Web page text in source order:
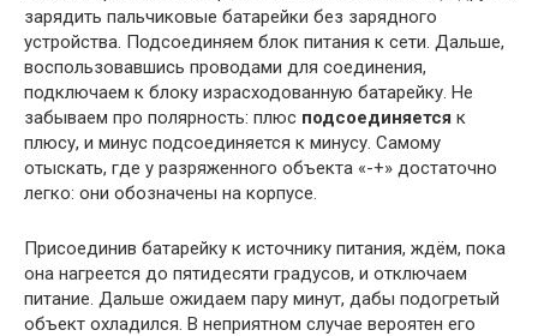
зарядить пальчиковые батарейки без зарядного
устройства. Подсоединяем блок питания к сети. Дальше,
воспользовавшись проводами для соединения,
подключаем к блоку израсходованную батарейку. Не
забываем про полярность: плюс подсоединяется к
плюсу, и минус подсоединяется к минусу. Самому
отыскать, где у разряженного объекта «-+» достаточно
легко: они обозначены на корпусе.
Присоединив батарейку к источнику питания, ждём, пока
она нагреется до пятидесяти градусов, и отключаем
питание. Дальше ожидаем пару минут, дабы подогретый
объект охладился. В неприятном случае вероятен его